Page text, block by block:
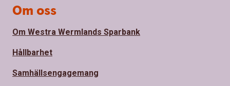
Om oss
Om Westra Wermlands Sparbank
Hållbarhet
Samhällsengagemang